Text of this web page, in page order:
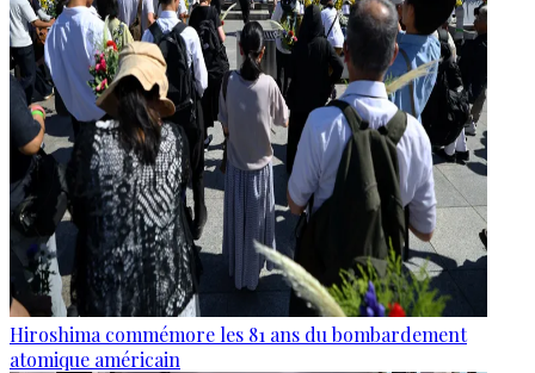
Hiroshima commémore les 81 ans du bombardement
atomique américain